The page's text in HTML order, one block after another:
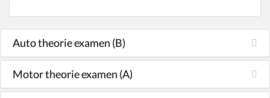
Auto theorie examen (B)
Motor theorie examen (A)